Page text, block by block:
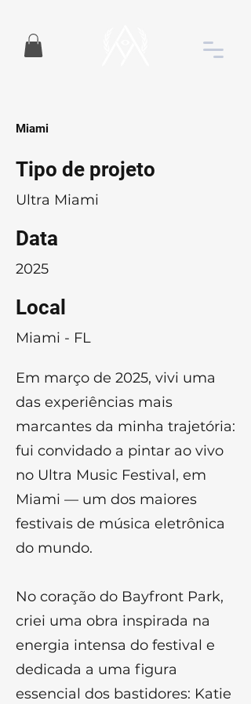
Miami
Tipo de projeto
Ultra Miami
Data
2025
Local
Miami - FL
Em março de 2025, vivi uma
das experiências mais
marcantes da minha trajetória:
fui convidado a pintar ao vivo
no Ultra Music Festival, em
Miami — um dos maiores
festivais de música eletrônica
do mundo.
No coração do Bayfront Park,
criei uma obra inspirada na
energia intensa do festival e
dedicada a uma figura
essencial dos bastidores: Katie